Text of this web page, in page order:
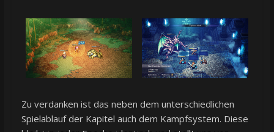
Zu verdanken ist das neben dem unterschiedlichen
Spielablauf der Kapitel auch dem Kampfsystem. Diese